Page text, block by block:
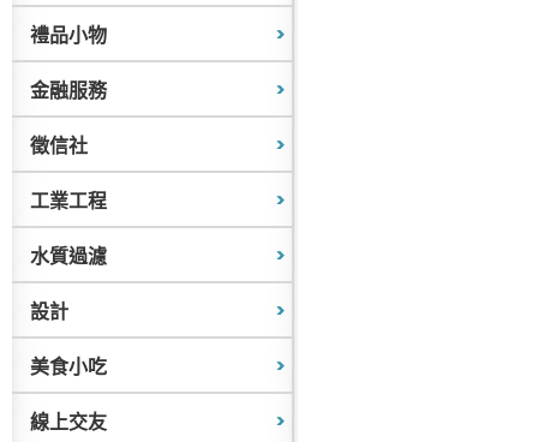
禮品小物
金融服務
徵信社
工業工程
水質過濾
設計
美食小吃
線上交友